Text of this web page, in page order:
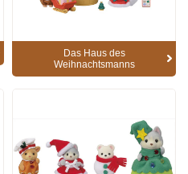
Das Haus des
Weihnachtsmanns